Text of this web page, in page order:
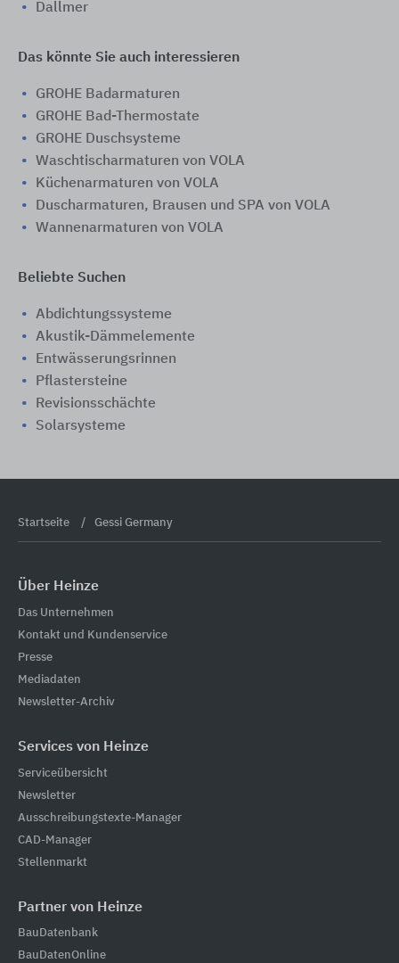
Dallmer
Das könnte Sie auch interessieren
GROHE Badarmaturen
GROHE Bad-Thermostate
GROHE Duschsysteme
Waschtischarmaturen von VOLA
Küchenarmaturen von VOLA
Duscharmaturen, Brausen und SPA von VOLA
Wannenarmaturen von VOLA
Beliebte Suchen
Abdichtungssysteme
Akustik-Dämmelemente
Entwässerungsrinnen
Pflastersteine
Revisionsschächte
Solarsysteme
Startseite Gessi Germany
Über Heinze
Das Unternehmen
Kontakt und Kundenservice
Presse
Mediadaten
Newsletter-Archiv
Services von Heinze
Serviceübersicht
Newsletter
Ausschreibungstexte-Manager
CAD-Manager
Stellenmarkt
Partner von Heinze
BauDatenbank
BauDatenOnline